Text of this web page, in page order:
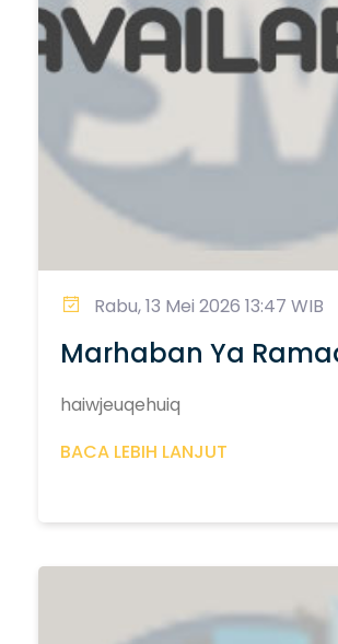
Rabu, 13 Mei 2026 13:47 WIB
Marhaban Ya
haiwjeuqehuiq
BACA LEBIH LANJUT